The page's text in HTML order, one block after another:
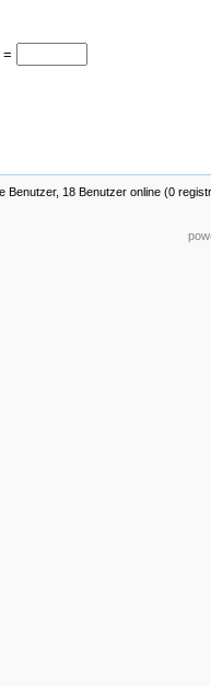
=
Benutzer, 18 Benutzer online (0